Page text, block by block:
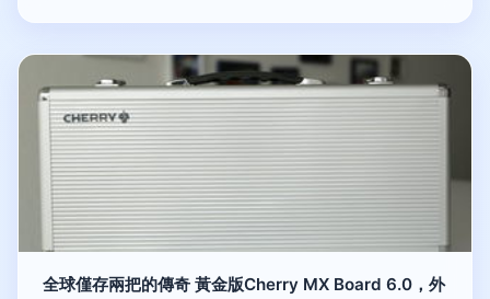
全球僅存兩把的傳奇 黃金版Cherry MX Board 6.0，外